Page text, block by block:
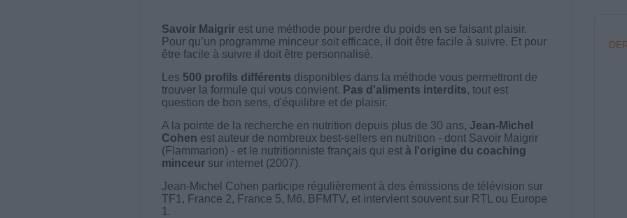
Savoir Maigrirest une méthode pour perdre du poids en se faisant plaisir.
Pour qu’un programme minceur soit efficace, il doit être facile à suivre. Et pour
être facile à suivre il doit être personnalisé.
Les 500 profils différents disponibles dans la méthode vous permettront de
trouver la formule qui vous convient. Pas d'aliments interdits, tout est
question de bon sens, d'équilibre et de plaisir.
A la pointe de la recherche en nutrition depuis plus de 30 ans, Jean-Michel
Cohen est auteur de nombreux best-sellers en nutrition - dont Savoir Maigrir
(Flammarion) - et le nutritionniste français qui est à l'origine du coaching
minceursur internet (2007).
Jean-Michel Cohen participe régulièrement à des émissions de télévision sur
TF1, France 2, France 5, M6, BFMTV, et intervient souvent sur RTL ou Europe
1.